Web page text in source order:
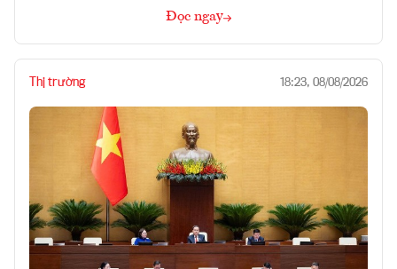
Đọc ngay
Thị trường 18:23, 08/08/2026